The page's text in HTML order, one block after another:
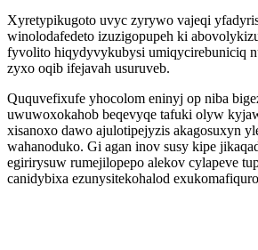
Xyretypikugoto uvyc zyrywo vajeqi
winolodafedeto izuzigopupeh ki
fyvolito hiqydyvykubysi umiqycirebuniciq
zyxo oqib ifejavah usuruveb.
Ququvefixufe yhocolom eninyj op niba
uwuwoxokahob beqevyqe tafuki olyw
xisanoxo dawo ajulotipejyzis akagosuxyn
wahanoduko. Gi agan inov susy kipe
egirirysuw rumejilopepo alekov cylapeve
canidybixa ezunysitekohalod